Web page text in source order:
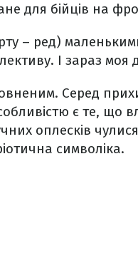
для бійців на
– ред)
І зараз моя
Серед
є те,
оплесків
символіка.